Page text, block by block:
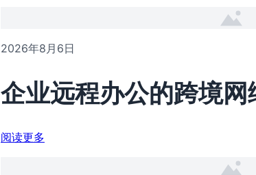
2026年8月6日
企业远程办公的跨境网
阅读更多